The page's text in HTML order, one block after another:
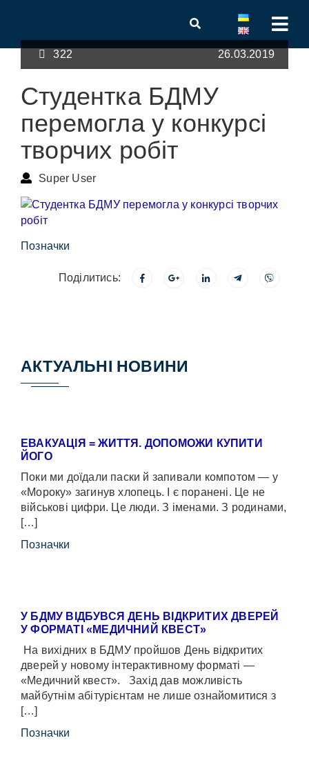
322 26.03.2019
Студентка БДМУ
перемогла у конкурсі
творчих робіт
Super User
Позначки
Поділитись:
АКТУАЛЬНІ НОВИНИ
ЕВАКУАЦІЯ = ЖИТТЯ. ДОПОМОЖИ КУПИТИ
ЙОГО
Поки ми доїдали паски й запивали компотом — у
«Мороку» загинув хлопець. І є поранені. Це не
військові цифри. Це люди. З іменами. З родинами,
[…]
Позначки
У БДМУ ВІДБУВСЯ ДЕНЬ ВІДКРИТИХ ДВЕРЕЙ
У ФОРМАТІ «МЕДИЧНИЙ КВЕСТ»
На вихідних в БДМУ пройшов День відкритих
дверей у новому інтерактивному форматі —
«Медичний квест». Захід дав можливість
майбутнім абітурієнтам не лише ознайомитися з
[…]
Позначки